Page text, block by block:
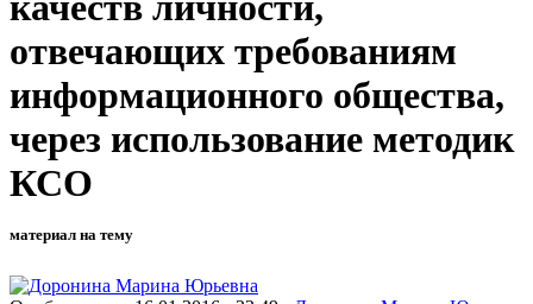
отвечающих требованиям
информационного общества,
через использование методик
КСО
материал на тему